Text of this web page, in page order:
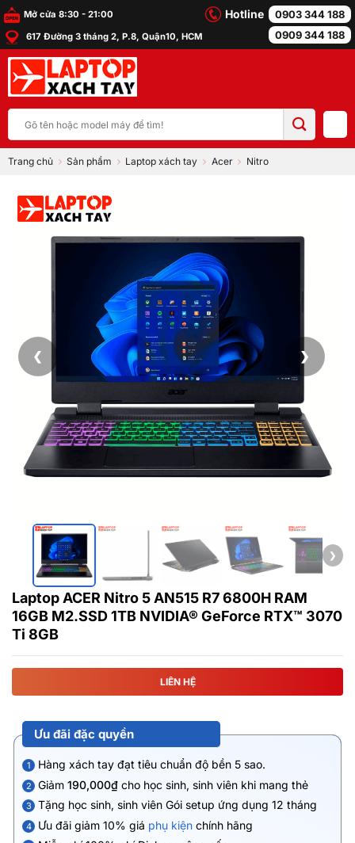
Bỏ
qua
nội
dung
Mở cửa 8:30 - 21:00
617 Đường 3 tháng 2, P.8, Quận10, HCM
Hotline
0903 344 188
0909 344 188
kiếm:
Trang chủ Sản phẩm Laptop xách tay Acer Nitro
❮ ❯
❯
Laptop ACER Nitro 5 AN515 R7 6800H RAM
16GB M2.SSD 1TB NVIDIA® GeForce RTX™ 3070
Ti 8GB
LIÊN HỆ
Ưu đãi đặc quyền
1 Hàng xách tay đạt tiêu chuẩn độ bền 5 sao.
2 Giảm 190,000₫ cho học sinh, sinh viên khi mang thẻ
3 Tặng học sinh, sinh viên Gói setup ứng dụng 12 tháng
4 Ưu đãi giảm 10% giá phụ kiện chính hãng